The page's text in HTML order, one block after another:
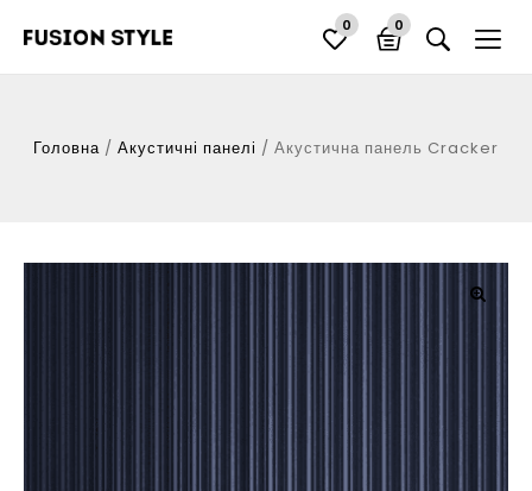
0 0
Головна / Акустичні панелі / Акустична панель Cracker